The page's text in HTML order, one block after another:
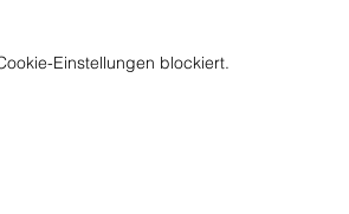
Einstellungen blockiert.